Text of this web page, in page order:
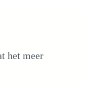
het meer